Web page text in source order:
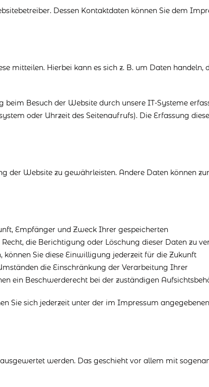
Dessen Kontaktdaten können Sie dem
mitteilen. Hierbei kann es sich z. B. um Daten handeln,
Besuch der Website durch unsere IT-Systeme
oder Uhrzeit des Seitenaufrufs). Die Erfassung
der Website zu gewährleisten. Andere Daten können zur
Empfänger und Zweck Ihrer gespeicherten
die Berichtigung oder Löschung dieser Daten zu
Sie diese Einwilligung jederzeit für die Zukunft
die Einschränkung der Verarbeitung Ihrer
ein Beschwerderecht bei der zuständigen
Sie sich jederzeit unter der im Impressum angegebenen
werden. Das geschieht vor allem mit